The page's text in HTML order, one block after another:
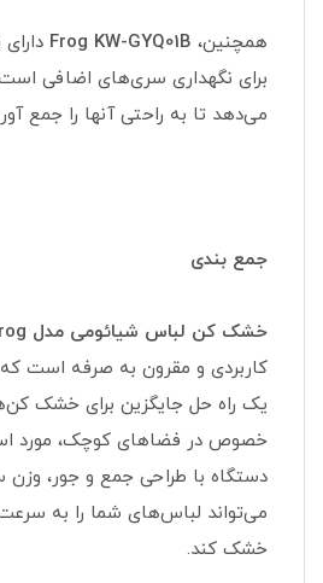
همچنین، Frog KW-GYQ01B
برای نگهداری سری‌های اضافی
می‌دهد تا به راحتی آنها را جمع
جمع بندی
خشک کن لباس شیائومی مدل Frog
کاربردی و مقرون به صرفه است که
یک راه حل جایگزین برای خشک
خصوص در فضاهای کوچک، مورد
دستگاه با طراحی جمع و جور،
می‌تواند لباس‌های شما را به
خشک کند.